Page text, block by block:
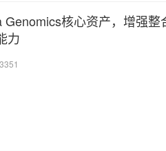
Genomics核心资产，增强
力
3351